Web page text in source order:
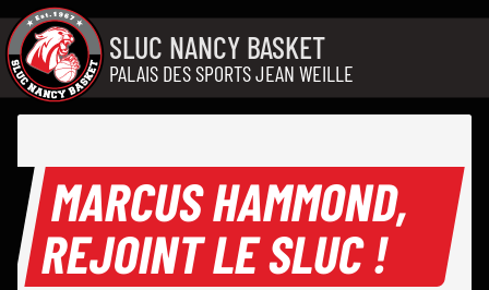
Aller au contenu
SLUC NANCY BASKET
PALAIS DES SPORTS JEAN WEILLE
MARCUS HAMMOND,
REJOINT LE SLUC !